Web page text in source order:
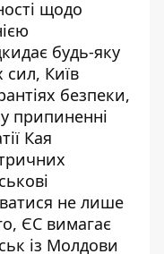
щодо
будь-яку
сил, Київ
безпеки,
припиненні
Кая
не лише
ЄС вимагає
із Молдови